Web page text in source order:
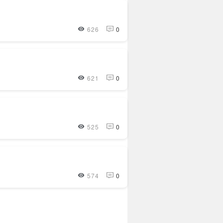
626 0
621 0
525 0
574 0